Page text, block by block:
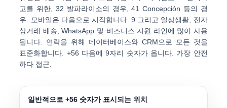
고를 위한, 32 발파라이소의 경우,41 Concepción 등의 경
우. 모바일은 다음으로 시작합니다.9 그리고 일상생활, 전자
상거래 배송, WhatsApp 및 비즈니스 지원 라인에 많이 사용
됩니다. 연락을 위해 데이터베이스와 CRM으로 모든 것을
표준화합니다. +56 다음에 9자리 숫자가 옵니다.
가장 안전
하다 접근.
일반적으로 +56 숫자가 표시되는 위치